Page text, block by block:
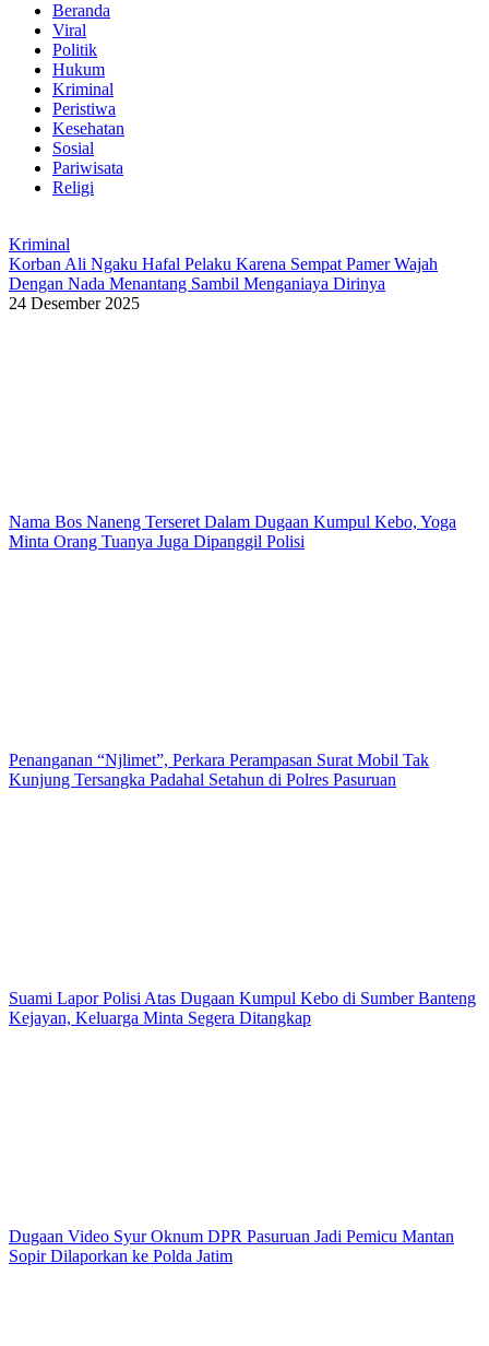
Beranda
Viral
Politik
Hukum
Kriminal
Peristiwa
Kesehatan
Sosial
Pariwisata
Religi
Kriminal
Korban Ali Ngaku Hafal Pelaku Karena Sempat Pamer Wajah
Dengan Nada Menantang Sambil Menganiaya Dirinya
24 Desember 2025
Nama Bos Naneng Terseret Dalam Dugaan Kumpul Kebo, Yoga
Minta Orang Tuanya Juga Dipanggil Polisi
Penanganan “Njlimet”, Perkara Perampasan Surat Mobil Tak
Kunjung Tersangka Padahal Setahun di Polres Pasuruan
Suami Lapor Polisi Atas Dugaan Kumpul Kebo di Sumber Banteng
Kejayan, Keluarga Minta Segera Ditangkap
Dugaan Video Syur Oknum DPR Pasuruan Jadi Pemicu Mantan
Sopir Dilaporkan ke Polda Jatim